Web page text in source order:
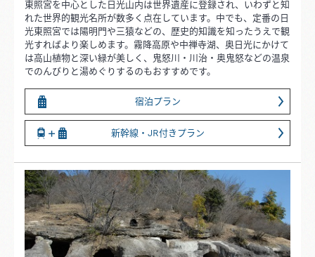
東照宮を中心とした日光山内は世界遺産に登録され、いわずと知
れた世界的観光名所が数多く点在しています。中でも、定番の日
光東照宮では陽明門や三猿などの、歴史的知識を知ったうえで観
光すればより楽しめます。霧降高原や中禅寺湖、奥日光にかけて
は高山植物と深い緑が美しく、鬼怒川・川治・奥鬼怒などの温泉
でのんびりと湯めぐりするのもおすすめです。
宿泊プラン
新幹線・JR付きプラン